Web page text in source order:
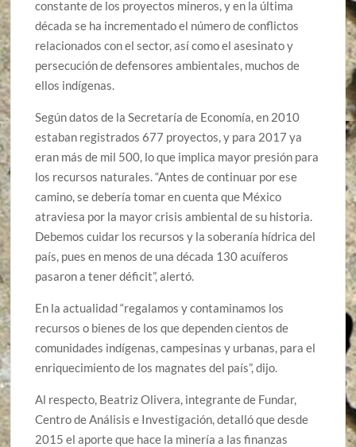
constante de los proyectos mineros, y en la última
década se ha incrementado el número de conflictos
relacionados con el sector, así como el asesinato y
persecución de defensores ambientales, muchos de
ellos indígenas.
Según datos de la Secretaría de Economía, en 2010
estaban registrados 677 proyectos, y para 2017 ya
eran más de mil 500, lo que implica mayor presión para
los recursos naturales. “Antes de continuar por ese
camino, se debería tomar en cuenta que México
atraviesa por la mayor crisis ambiental de su historia.
Debemos cuidar los recursos y la soberanía hídrica del
país, pues en menos de una década 130 acuíferos
pasaron a tener déficit”, alertó.
En la actualidad “regalamos y contaminamos los
recursos o bienes de los que dependen cientos de
comunidades indígenas, campesinas y urbanas, para el
enriquecimiento de los magnates del país”, dijo.
Al respecto, Beatriz Olivera, integrante de Fundar,
Centro de Análisis e Investigación, detalló que desde
2015 el aporte que hace la minería a las finanzas